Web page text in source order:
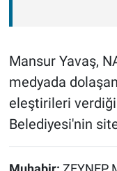
Mansur Yavaş,
medyada
eleştirileri verdiği
Belediyesi'nin